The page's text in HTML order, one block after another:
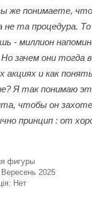
же понимаете,
не та процедура.
- миллион
зачем они тогда
и как
Я так понимаю
чтобы он
принцип : от
фигуры
Вересень 2025
Нет